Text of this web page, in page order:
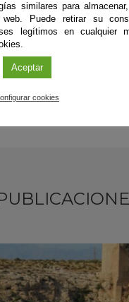
similares para
Puede retirar su
legítimos en cualquier
Aceptar
cookies